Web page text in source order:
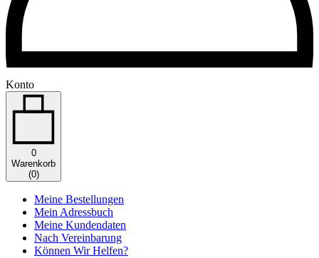
Konto
0
Warenkorb
(0)
Meine Bestellungen
Mein Adressbuch
Meine Kundendaten
Nach Vereinbarung
Können Wir Helfen?